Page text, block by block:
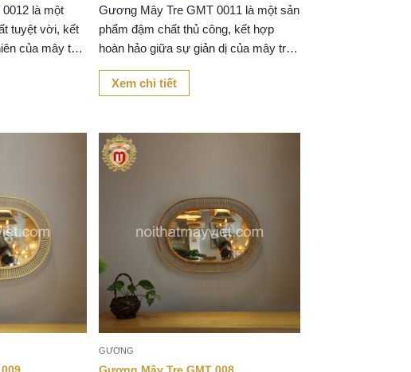
là một
tuyệt vời, kết
của mây tre
Gương Mây Tre GMT 0011 là một sản
phẩm đậm chất thủ công, kết hợp
hoàn hảo giữa sự giản dị của mây tre
tự nhiên và sự tinh tế trong từng chi
tiết thiết kế.
Xem chi tiết
GƯƠNG